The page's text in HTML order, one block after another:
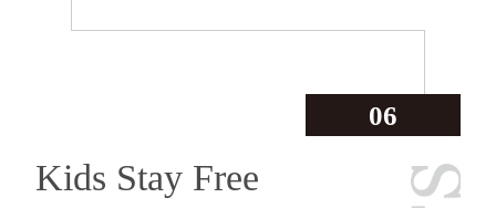
06
Kids Stay Free